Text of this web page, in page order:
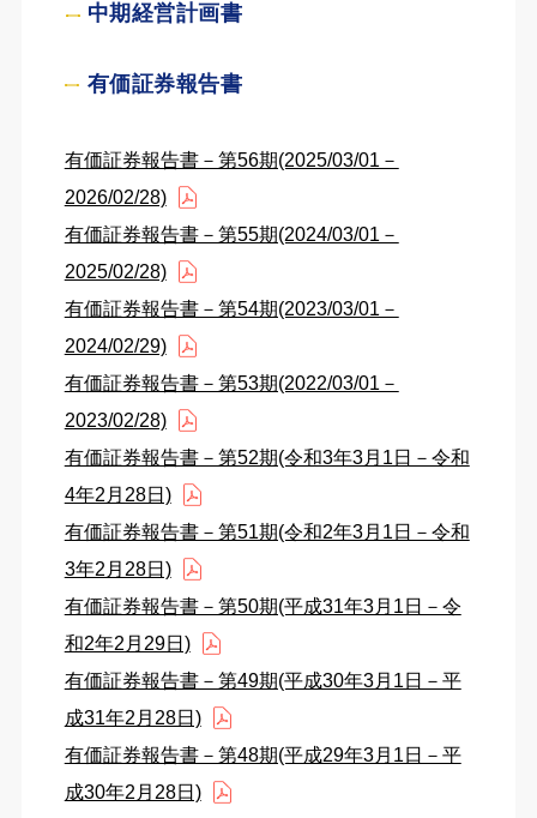
中期経営計画書
有価証券報告書
有価証券報告書－第56期(2025/03/01－
2026/02/28)
有価証券報告書－第55期(2024/03/01－
2025/02/28)
有価証券報告書－第54期(2023/03/01－
2024/02/29)
有価証券報告書－第53期(2022/03/01－
2023/02/28)
有価証券報告書－第52期(令和3年3月1日－令和
4年2月28日)
有価証券報告書－第51期(令和2年3月1日－令和
3年2月28日)
有価証券報告書－第50期(平成31年3月1日－令
和2年2月29日)
有価証券報告書－第49期(平成30年3月1日－平
成31年2月28日)
有価証券報告書－第48期(平成29年3月1日－平
成30年2月28日)